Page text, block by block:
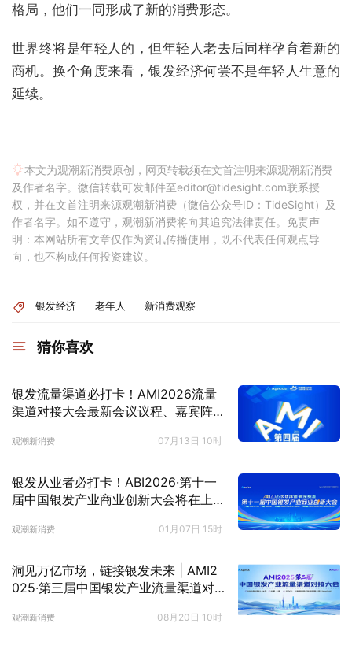
格局，他们一同形成了新的消费形态。
世界终将是年轻人的，但年轻人老去后同样孕育着新的
商机。换个角度来看，银发经济何尝不是年轻人生意的
延续。
本文为观潮新消费原创，网页转载须在文首注明来源观潮新消费
及作者名字。微信转载可发邮件至editor@tidesight.com联系授
权，并在文首注明来源观潮新消费（微信公众号ID：TideSight）及
作者名字。如不遵守，观潮新消费将向其追究法律责任。免责声
明：本网站所有文章仅作为资讯传播使用，既不代表任何观点导
向，也不构成任何投资建议。
银发经济 老年人 新消费观察
猜你喜欢
银发流量渠道必打卡！AMI2026流量
渠道对接大会最新会议议程、嘉宾阵
观潮新消费 07月13日 10时
银发从业者必打卡！ABI2026·第十一
届中国银发产业商业创新大会将在上
观潮新消费 01月07日 15时
洞见万亿市场，链接银发未来 | AMI2
025·第三届中国银发产业流量渠道对
观潮新消费 08月20日 10时